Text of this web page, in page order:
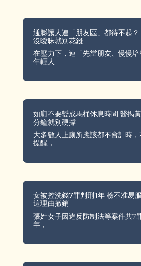
通膨讓人連「朋友區」都待不起？
沒曖昧就別花錢
在壓力下，連「先當朋友、慢慢
年輕人
如廁不要變成馬桶休息時間 醫揭
分鐘就別硬撐
大多數人上廁所應該都不會計時
提醒，
女被控洗錢7罪判刑1年 檢不准易
這理由撤銷
張姓女子因違反防制法等案件共7
年，